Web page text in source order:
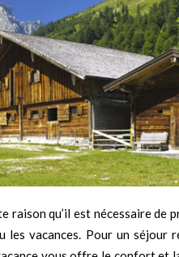
qu’il est nécessaire de
vacances. Pour un séjour